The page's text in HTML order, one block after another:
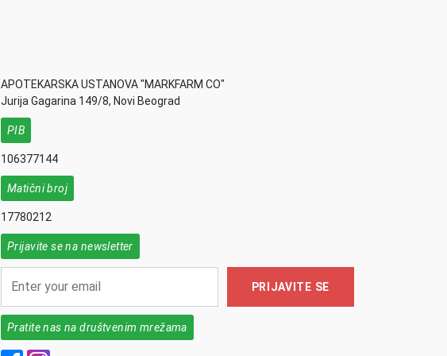
APOTEKARSKA USTANOVA "MARKFARM CO"
Jurija Gagarina 149/8, Novi Beograd
PIB
106377144
Matični broj
17780212
Prijavite se na newsletter
PRIJAVITE SE
Pratite nas na društvenim mrežama